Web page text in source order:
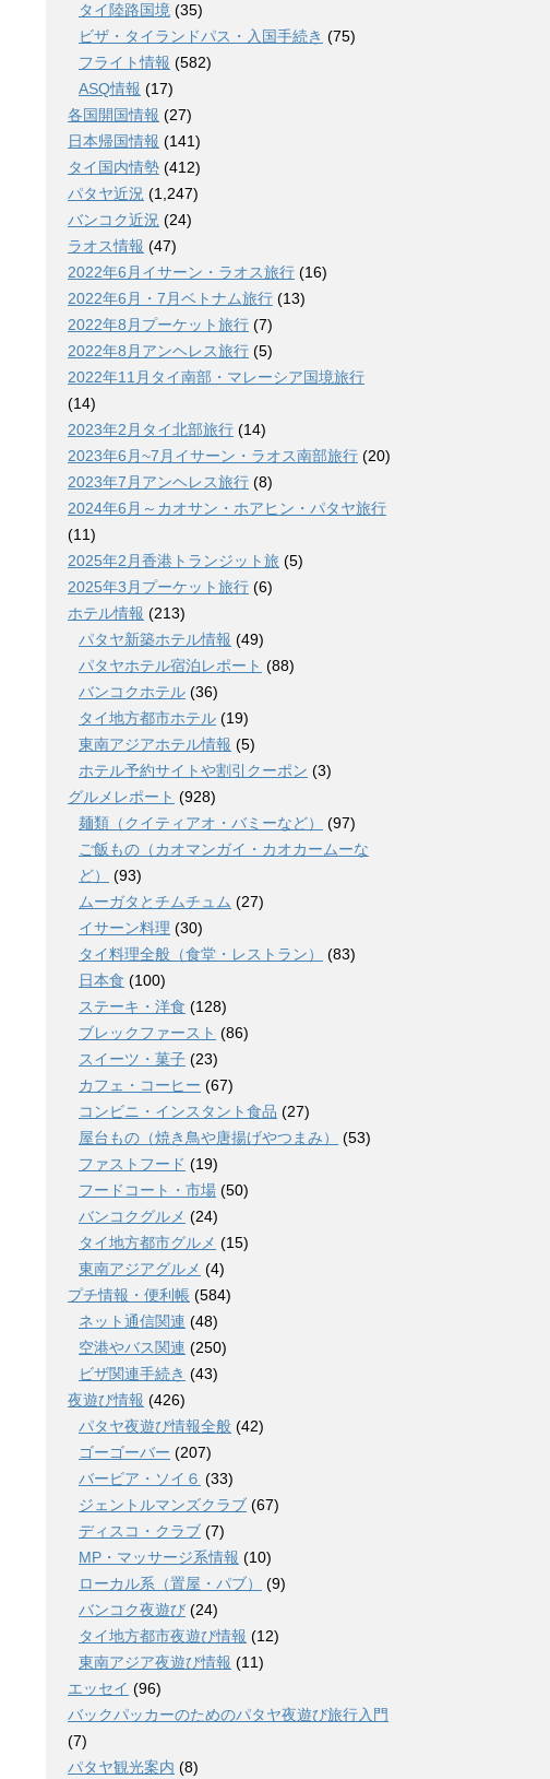
タイ陸路国境 (35)
ビザ・タイランドパス・入国手続き (75)
フライト情報 (582)
ASQ情報 (17)
各国開国情報 (27)
日本帰国情報 (141)
タイ国内情勢 (412)
パタヤ近況 (1,247)
バンコク近況 (24)
ラオス情報 (47)
2022年6月イサーン・ラオス旅行 (16)
2022年6月・7月ベトナム旅行 (13)
2022年8月プーケット旅行 (7)
2022年8月アンヘレス旅行 (5)
2022年11月タイ南部・マレーシア国境旅行
(14)
2023年2月タイ北部旅行 (14)
2023年6月~7月イサーン・ラオス南部旅行 (20)
2023年7月アンヘレス旅行 (8)
2024年6月～カオサン・ホアヒン・パタヤ旅行
(11)
2025年2月香港トランジット旅 (5)
2025年3月プーケット旅行 (6)
ホテル情報 (213)
パタヤ新築ホテル情報 (49)
パタヤホテル宿泊レポート (88)
バンコクホテル (36)
タイ地方都市ホテル (19)
東南アジアホテル情報 (5)
ホテル予約サイトや割引クーポン (3)
グルメレポート (928)
麺類（クイティアオ・バミーなど）
(97)
ご飯もの（カオマンガイ・カオカームーな
ど）
(93)
ムーガタとチムチュム (27)
イサーン料理 (30)
タイ料理全般（食堂・レストラン）
(83)
日本食 (100)
ステーキ・洋食 (128)
ブレックファースト (86)
スイーツ・菓子 (23)
カフェ・コーヒー (67)
コンビニ・インスタント食品 (27)
屋台もの（焼き鳥や唐揚げやつまみ）
(53)
ファストフード (19)
フードコート・市場 (50)
バンコクグルメ (24)
タイ地方都市グルメ (15)
東南アジアグルメ (4)
プチ情報・便利帳 (584)
ネット通信関連 (48)
空港やバス関連 (250)
ビザ関連手続き (43)
夜遊び情報 (426)
パタヤ夜遊び情報全般 (42)
ゴーゴーバー (207)
バービア・ソイ６ (33)
ジェントルマンズクラブ (67)
ディスコ・クラブ (7)
MP・マッサージ系情報 (10)
ローカル系（置屋・パブ）
(9)
バンコク夜遊び (24)
タイ地方都市夜遊び情報 (12)
東南アジア夜遊び情報 (11)
エッセイ (96)
バックパッカーのためのパタヤ夜遊び旅行入門
(7)
パタヤ観光案内 (8)